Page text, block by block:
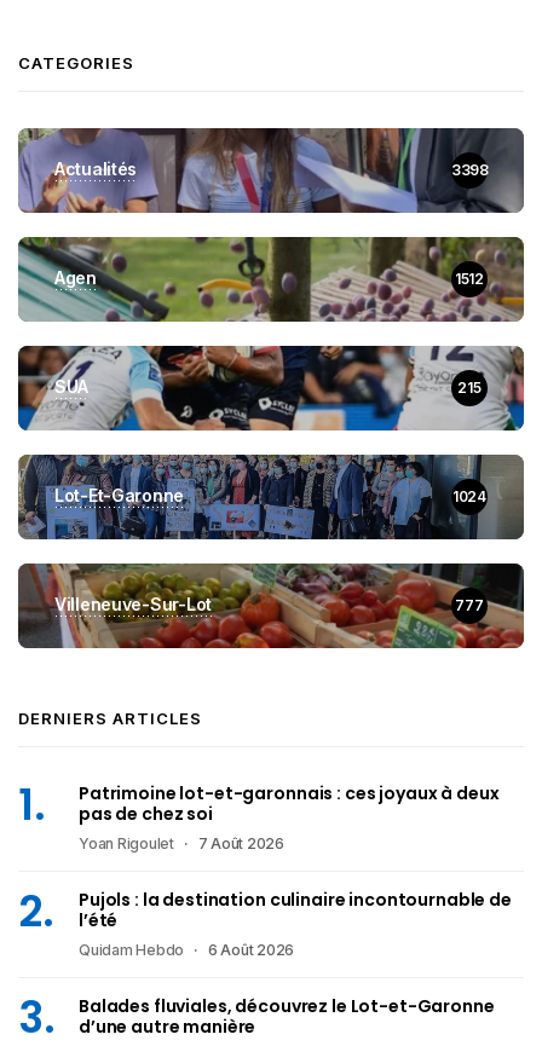
CATEGORIES
Actualités 3398
Agen 1512
SUA 215
Lot-Et-Garonne 1024
Villeneuve-Sur-Lot 777
DERNIERS ARTICLES
Patrimoine lot-et-garonnais : ces joyaux à deux
pas de chez soi
Yoan Rigoulet 7 Août 2026
Pujols : la destination culinaire incontournable de
l’été
Quidam Hebdo 6 Août 2026
Balades fluviales, découvrez le Lot-et-Garonne
d’une autre manière